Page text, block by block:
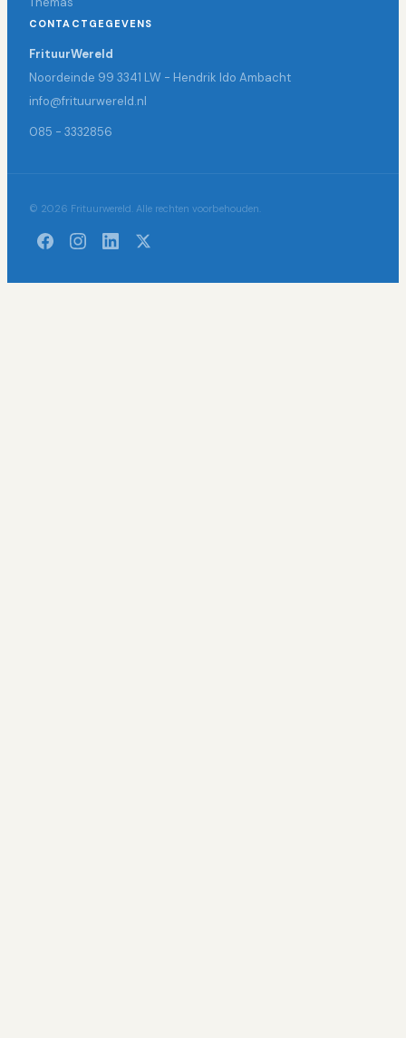
CONTACTGEGEVENS
FrituurWereld
Noordeinde 99 3341 LW - Hendrik Ido Ambacht
info@frituurwereld.nl
085 - 3332856
© 2026 Frituurwereld. Alle rechten voorbehouden.